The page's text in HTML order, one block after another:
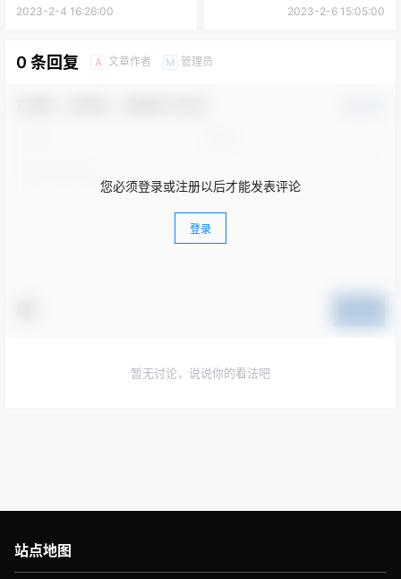
2023-2-4 16:26:00 2023-2-6 15:05:00
0 条回复 A 文章作者 M 管理员
您必须登录或注册以后才能发表评论
登录
暂无讨论，说说你的看法吧
站点地图